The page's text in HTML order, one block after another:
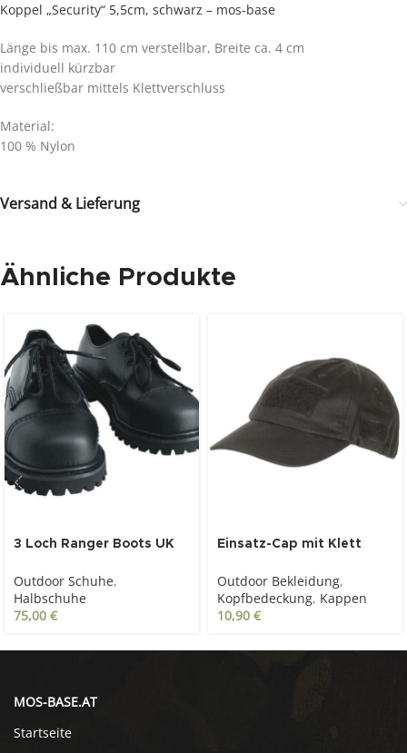
Koppel „Security“ 5,5cm, schwarz – mos-base
Länge bis max. 110 cm verstellbar, Breite ca. 4 cm
individuell kürzbar
verschließbar mittels Klettverschluss
Material:
100 % Nylon
Versand & Lieferung
Ähnliche Produkte
3 Loch Ranger Boots UK
Outdoor Schuhe,
Halbschuhe
75,00 €
Einsatz-Cap mit Klett
Outdoor Bekleidung,
Kopfbedeckung, Kappen
10,90 €
MOS-BASE.AT
Startseite